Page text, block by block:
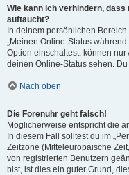
Wie kann ich verhindern,
auftaucht?
In deinem persönlichen
„Meinen Online-Status
Option einschaltest, können
deinen Online-Status sehen.
Nach oben
Die Forenuhr geht falsch!
Möglicherweise entspricht die
In diesem Fall solltest du im
Zeitzone (Mitteleuropäische
von registrierten Benutzern
bist, ist dies ein guter Grund,